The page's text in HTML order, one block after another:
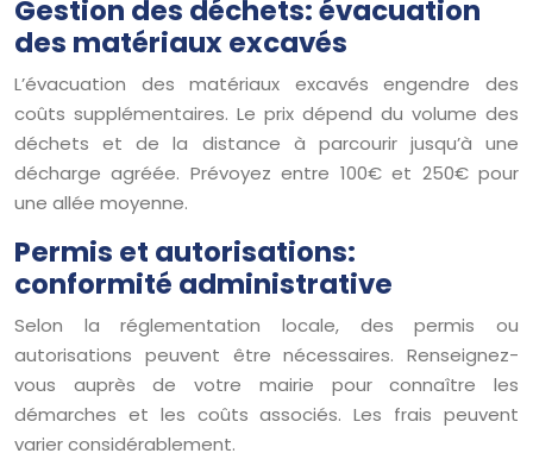
Gestion des déchets: évacuation
des matériaux excavés
L’évacuation des matériaux excavés engendre des
coûts supplémentaires. Le prix dépend du volume des
déchets et de la distance à parcourir jusqu’à une
décharge agréée. Prévoyez entre 100€ et 250€ pour
une allée moyenne.
Permis et autorisations:
conformité administrative
Selon la réglementation locale, des permis ou
autorisations peuvent être nécessaires. Renseignez-
vous auprès de votre mairie pour connaître les
démarches et les coûts associés. Les frais peuvent
varier considérablement.